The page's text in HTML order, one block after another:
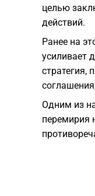
целью
действий.
​Ранее на
усиливает
стратегия,
​Одним из
перемирия